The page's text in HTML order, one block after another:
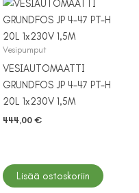
Vesipumput
VESIAUTOMAATTI
GRUNDFOS JP 4-47 PT-H
20L 1x230V 1,5M
444,00 €
Lisää ostoskoriin